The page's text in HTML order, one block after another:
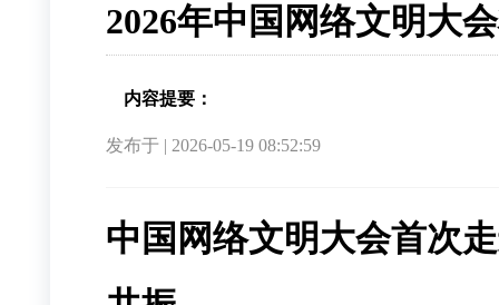
2026年中国网络文明大
内容提要：
发布于 | 2026-05-19 08:52:59
中国网络文明大会首次